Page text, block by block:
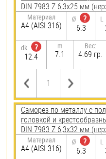
DIN 7983 Z 6,3х25 мм
Материал
A4 (AISI 316)
Ø
?
6.3
L
dk
?
12.4
m
7.1
Вес:
4.69 гр.
Саморез по металлу с
головкой и
DIN 7983 Z 6,3х32 мм
Материал
A4 (AISI 316)
Ø
?
6.3
L